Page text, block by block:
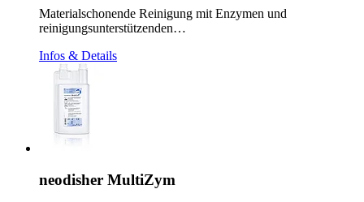
Materialschonende Reinigung mit Enzymen und
reinigungsunterstützenden…
Infos & Details
neodisher MultiZym